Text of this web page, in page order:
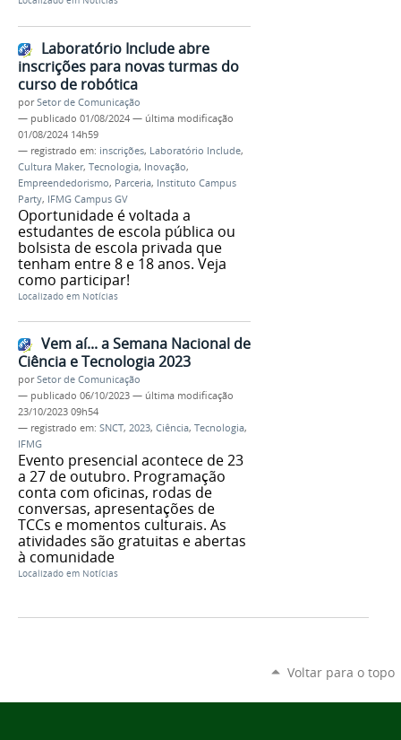
Laboratório Include abre
inscrições para novas turmas do
curso de robótica
porSetor de Comunicação
— publicado 01/08/2024 — última modificação
01/08/2024 14h59
— registrado em: inscrições, Laboratório Include,
Cultura Maker, Tecnologia, Inovação,
Empreendedorismo, Parceria, Instituto Campus
Party, IFMG Campus GV
Oportunidade é voltada a
estudantes de escola pública ou
bolsista de escola privada que
tenham entre 8 e 18 anos. Veja
como participar!
Localizado em Notícias
Vem aí... a Semana Nacional de
Ciência e Tecnologia 2023
porSetor de Comunicação
— publicado 06/10/2023 — última modificação
23/10/2023 09h54
— registrado em: SNCT, 2023, Ciência, Tecnologia,
IFMG
Evento presencial acontece de 23
a 27 de outubro. Programação
conta com oficinas, rodas de
conversas, apresentações de
TCCs e momentos culturais. As
atividades são gratuitas e abertas
à comunidade
Localizado em Notícias
Voltar para o topo